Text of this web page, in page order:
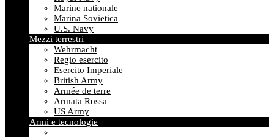
Marine nationale
Marina Sovietica
U.S. Navy
Mezzi terrestri
Wehrmacht
Regio esercito
Esercito Imperiale
British Army
Armée de terre
Armata Rossa
US Army
Armi e tecnologie